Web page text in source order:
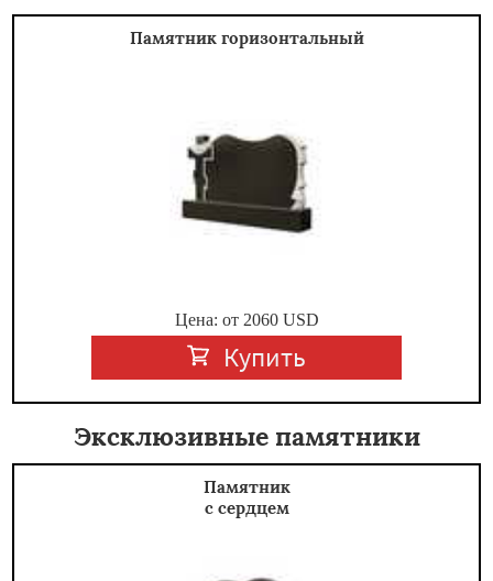
Памятник горизонтальный
Цена: от 2060USD
Купить
Эксклюзивные памятники
Памятник
с сердцем